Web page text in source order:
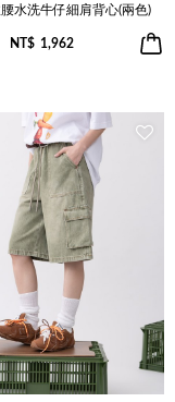
水洗牛仔細肩背心(兩色)
NT$ 1,962